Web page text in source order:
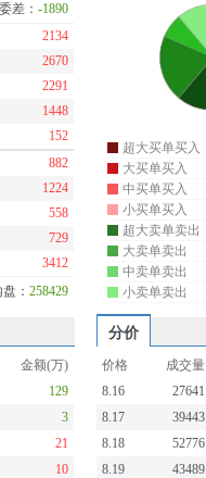
委差：-1890
2134
2670
2291
1448
152
882
1224
558
729
3412
盘：258429
超大买单买入
大买单买入
中买单买入
小买单买入
超大卖单卖出
大卖单卖出
中卖单卖出
小卖单卖出
分价
金额(万)
129
3
21
10
价格 成交量
8.16
27641
8.17
39443
8.18
52776
8.19
43489